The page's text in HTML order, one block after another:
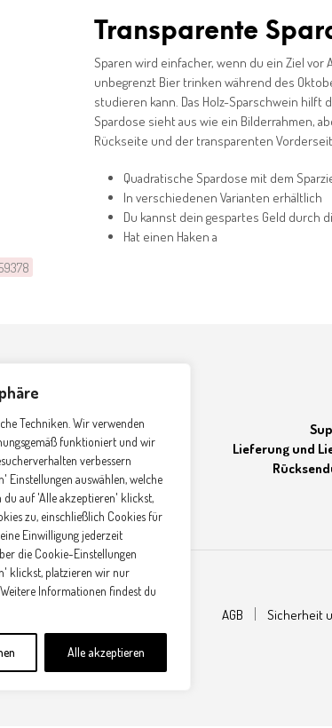
Techniken. Wir verwenden
funktioniert und wir
verbessern
Einstellungen auswählen, welche
du auf 'Alle akzeptieren' klickst,
zu, einschließlich Cookies für
Einwilligung jederzeit
die Cookie-Einstellungen
klickst, platzieren wir nur
Informationen findest du
Alle akzeptieren
Transparente
Sparen wird einfacher, wenn du ein Ziel vor
unbegrenzt Bier trinken während des
studieren kann. Das Holz-Sparschwein hilft
Spardose sieht aus wie ein Bilderrahmen,
Rückseite und der transparenten
Quadratische Spardose mit dem
In verschiedenen Varianten erhältlich
Du kannst dein gespartes Geld durch
Hat einen Haken a
Lieferung und
AGB Sicherheit